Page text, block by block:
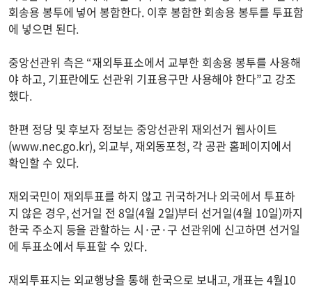
회송용 봉투에 넣어 봉함한다. 이후 봉함한 회송용 봉투를 투표함
에 넣으면 된다.
중앙선관위 측은 “재외투표소에서 교부한 회송용 봉투를 사용해
야 하고, 기표란에도 선관위 기표용구만 사용해야 한다”고 강조
했다.
한편 정당 및 후보자 정보는 중앙선관위 재외선거 웹사이트
(www.nec.go.kr), 외교부, 재외동포청, 각 공관 홈페이지에서
확인할 수 있다.
재외국민이 재외투표를 하지 않고 귀국하거나 외국에서 투표하
지 않은 경우, 선거일 전 8일(4월 2일)부터 선거일(4월 10일)까지
한국 주소지 등을 관할하는 시·군·구 선관위에 신고하면 선거일
에 투표소에서 투표할 수 있다.
재외투표지는 외교행낭을 통해 한국으로 보내고, 개표는 4월10